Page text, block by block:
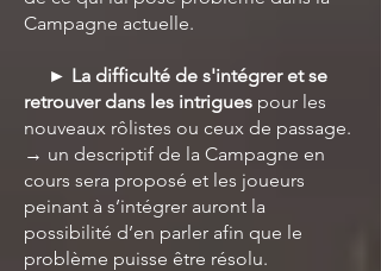
Campagne actuelle.
► La difficulté de s'intégrer et se
retrouver dans les intrigues pour les
nouveaux rôlistes ou ceux de passage.
→ un descriptif de la Campagne en
cours sera proposé et les joueurs
peinant à s’intégrer auront la
possibilité d’en parler afin que le
problème puisse être résolu.